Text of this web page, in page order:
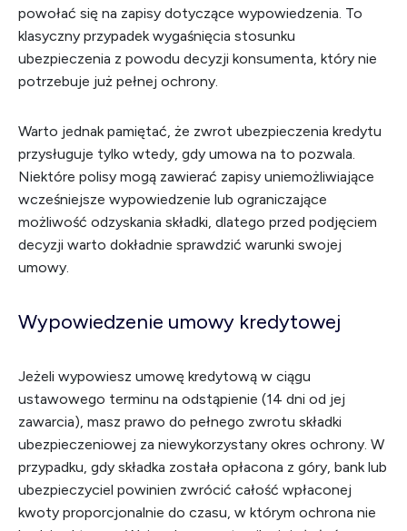
powołać się na zapisy dotyczące wypowiedzenia. To
klasyczny przypadek wygaśnięcia stosunku
ubezpieczenia z powodu decyzji konsumenta, który nie
potrzebuje już pełnej ochrony.
Warto jednak pamiętać, że zwrot ubezpieczenia kredytu
przysługuje tylko wtedy, gdy umowa na to pozwala.
Niektóre polisy mogą zawierać zapisy uniemożliwiające
wcześniejsze wypowiedzenie lub ograniczające
możliwość odzyskania składki, dlatego przed podjęciem
decyzji warto dokładnie sprawdzić warunki swojej
umowy.
Wypowiedzenie umowy kredytowej
Jeżeli wypowiesz umowę kredytową w ciągu
ustawowego terminu na odstąpienie (14 dni od jej
zawarcia), masz prawo do pełnego zwrotu składki
ubezpieczeniowej za niewykorzystany okres ochrony. W
przypadku, gdy składka została opłacona z góry, bank lub
ubezpieczyciel powinien zwrócić całość wpłaconej
kwoty proporcjonalnie do czasu, w którym ochrona nie